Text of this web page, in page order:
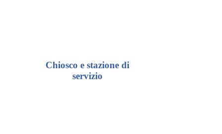
Chiosco e stazione di
servizio